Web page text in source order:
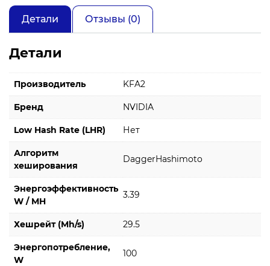
Детали Отзывы (0)
Детали
Производитель KFA2
Бренд NVIDIA
Low Hash Rate (LHR) Нет
Алгоритм
хеширования
DaggerHashimoto
Энергоэффективность
W / MH
3.39
Хешрейт (Mh/s) 29.5
Энергопотребление,
W
100